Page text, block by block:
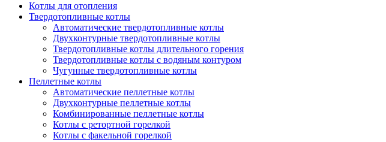
Котлы для отопления
Твердотопливные котлы
Автоматические твердотопливные котлы
Двухконтурные твердотопливные котлы
Твердотопливные котлы длительного горения
Твердотопливные котлы с водяным контуром
Чугунные твердотопливные котлы
Пеллетные котлы
Автоматические пеллетные котлы
Двухконтурные пеллетные котлы
Комбинированные пеллетные котлы
Котлы с ретортной горелкой
Котлы с факельной горелкой